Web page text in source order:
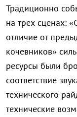
Традиционно
на трех сценах:
отличие от
кочевников»
ресурсы были
соответствие
технического
технические